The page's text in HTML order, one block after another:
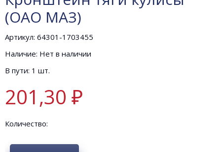
(ОАО МАЗ)
Артикул: 64301-1703455
Наличие: Нет в наличии
В пути: 1 шт.
201,30 ₽
Количество: